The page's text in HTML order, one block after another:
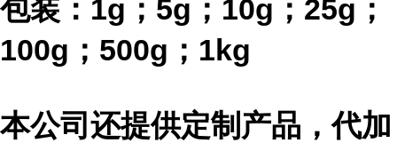
包装： 1g；5g；10g；25g；
100g；500g；1kg
本公司还提供定制产品，代加